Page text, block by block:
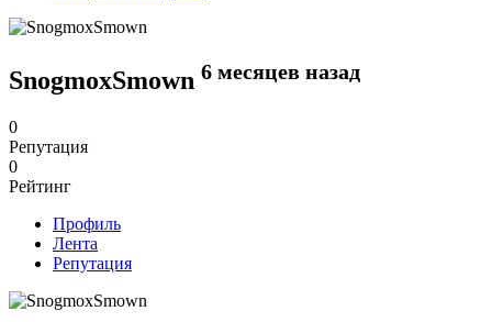
SnogmoxSmown 6 месяцев назад
0
Репутация
0
Рейтинг
Профиль
Лента
Репутация